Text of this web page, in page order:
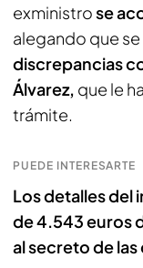
exministrose
alegando que
discrepancias
Álvarez, que le
trámite.
PUEDE INTERESARTE
Los detalles del
de 4.543 euros
al secreto de